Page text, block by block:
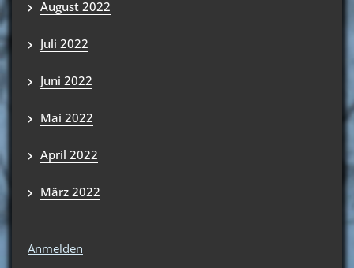
August 2022
Juli 2022
Juni 2022
Mai 2022
April 2022
März 2022
Anmelden